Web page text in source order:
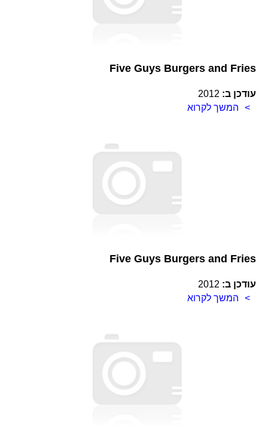
Five Guys Burgers and Fries
עודכן ב: 2012
המשך לקרוא
Five Guys Burgers and Fries
עודכן ב: 2012
המשך לקרוא